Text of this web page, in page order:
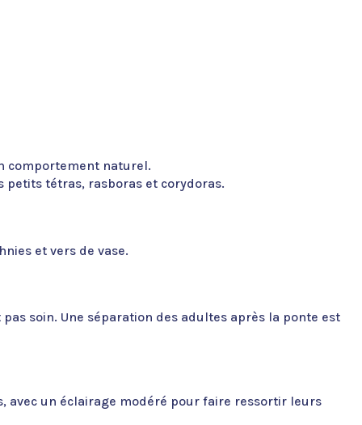
comportement naturel.
tétras, rasboras et corydoras.
et vers de vase.
soin. Une séparation des adultes après la ponte est
avec un éclairage modéré pour faire ressortir leurs